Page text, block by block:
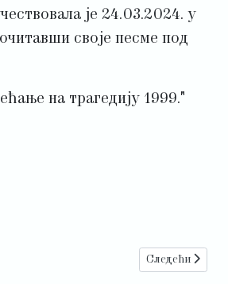
је 24.03.2024. у
своје песме под
на трагедију 1999."
Следећи
Следећи